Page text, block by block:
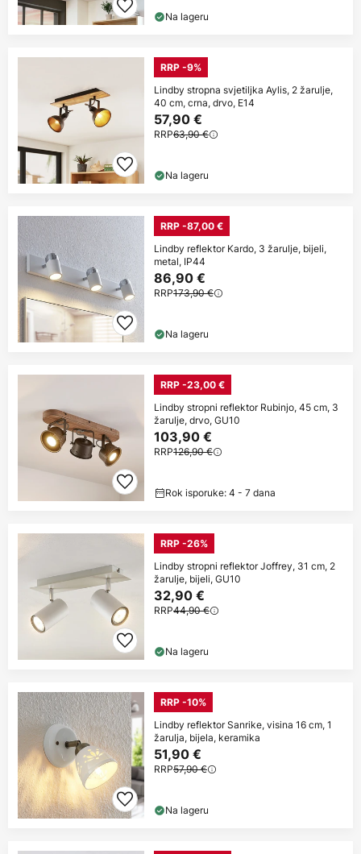
Na lageru
RRP -9%
Lindby stropna svjetiljka Aylis, 2 žarulje,
40 cm, crna, drvo, E14
57,90 €
RRP63,90 €
Na lageru
RRP -87,00 €
Lindby reflektor Kardo, 3 žarulje, bijeli,
metal, IP44
86,90 €
RRP173,90 €
Na lageru
RRP -23,00 €
Lindby stropni reflektor Rubinjo, 45 cm, 3
žarulje, drvo, GU10
103,90 €
RRP126,90 €
Rok isporuke: 4 - 7 dana
RRP -26%
Lindby stropni reflektor Joffrey, 31 cm, 2
žarulje, bijeli, GU10
32,90 €
RRP44,90 €
Na lageru
RRP -10%
Lindby reflektor Sanrike, visina 16 cm, 1
žarulja, bijela, keramika
51,90 €
RRP57,90 €
Na lageru